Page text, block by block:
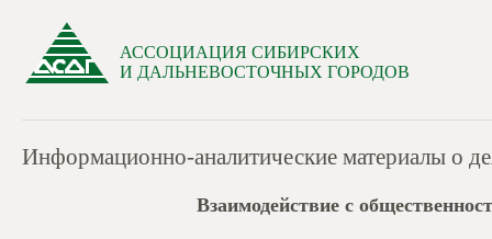
АССОЦИАЦИЯ СИБИРСКИХ
И ДАЛЬНЕВОСТОЧНЫХ ГОРОДОВ
Информационно-аналитические материалы о
Взаимодействие с